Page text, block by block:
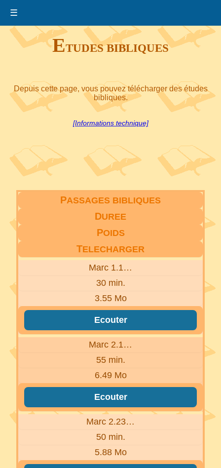
☰
ETUDES BIBLIQUES
Depuis cette page, vous pouvez télécharger des études
bibliques.
[Informations technique]
PASSAGES BIBLIQUES
DUREE
POIDS
TELECHARGER
Marc 1.1…
30 min.
3.55 Mo
Ecouter
Marc 2.1…
55 min.
6.49 Mo
Ecouter
Marc 2.23…
50 min.
5.88 Mo